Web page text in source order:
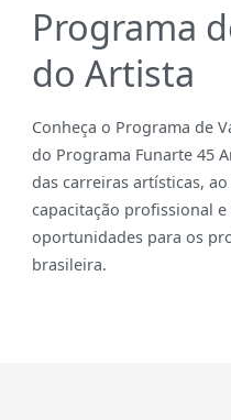
Programa
do Artista
Conheça o Programa de
do Programa Funarte 45
das carreiras artísticas,
capacitação profissional
oportunidades para os
brasileira.